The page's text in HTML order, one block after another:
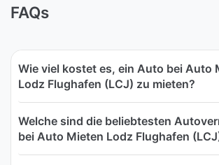
FAQs
Wie viel kostet es, ein Auto bei Auto
Lodz Flughafen (LCJ) zu mieten?
Welche sind die beliebtesten
bei Auto Mieten Lodz Flughafen